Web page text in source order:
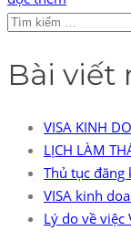
Tìm
cho:
Bài viết
VISA KINH
LỊCH LÀM
Thủ tục đăng
VISA kinh
Lý do về việc